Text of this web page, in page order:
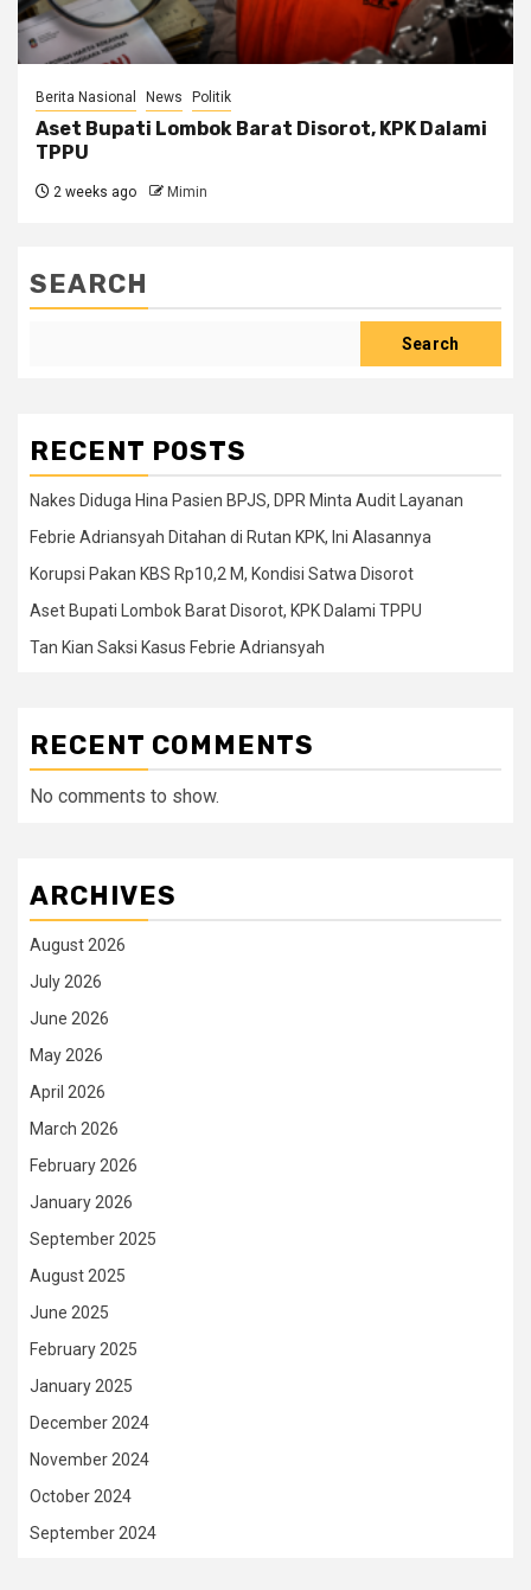
Berita Nasional News Politik
Aset Bupati Lombok Barat Disorot, KPK Dalami
TPPU
2 weeks ago Mimin
SEARCH
Search
RECENT POSTS
Nakes Diduga Hina Pasien BPJS, DPR Minta Audit Layanan
Febrie Adriansyah Ditahan di Rutan KPK, Ini Alasannya
Korupsi Pakan KBS Rp10,2 M, Kondisi Satwa Disorot
Aset Bupati Lombok Barat Disorot, KPK Dalami TPPU
Tan Kian Saksi Kasus Febrie Adriansyah
RECENT COMMENTS
No comments to show.
ARCHIVES
August 2026
July 2026
June 2026
May 2026
April 2026
March 2026
February 2026
January 2026
September 2025
August 2025
June 2025
February 2025
January 2025
December 2024
November 2024
October 2024
September 2024